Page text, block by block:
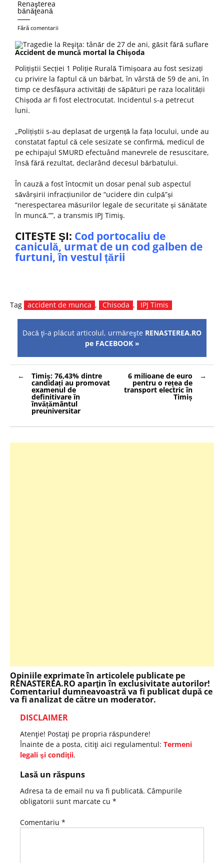
Renaşterea
bănăţeană
Fără comentarii
Accident de muncă mortal la Chişoda
Polițiștii Secției 1 Poliție Rurală Timișoara au fost sesizați
cu privire la faptul că un bărbat, în vârstă de 59 de ani, în
timp ce desfășura activități de săpături pe raza localității
Chișoda ar fi fost electrocutat. Incidentul s-a petrecut
luni.
„Polițiștii s-au deplasat de urgență la fața locului, unde au
constatat faptul că cele sesizate se confirmă, medicul de
pe echipajul SMURD efectuând manevrele de resuscitare,
însă fără rezultat, declarând decesul bărbatului.
În cauză a fost întocmit un dosar penal sub aspectul
săvârșirii infracțiunilor de “ucidere din culpă”și
“nerespectarea măsurilor legale de securitate și sănătate
în muncă.””, a transmis IPJ Timiş.
CITEŞTE ŞI: Cod portocaliu de
caniculă, urmat de un cod galben de
furtuni, în vestul țării
Tag accident de munca , Chisoda , IPJ Timis
Dacă ţi-a plăcut articolul, urmăreşte RENASTEREA.RO
pe FACEBOOK »
Navigare
în
articole
Timiș: 76,43% dintre
candidați au promovat
examenul de
definitivare în
învățământul
preuniversitar
6 milioane de euro
pentru o rețea de
transport electric în
Timiș
Opiniile exprimate în articolele publicate pe
RENASTEREA.RO aparţin în exclusivitate autorilor!
Comentariul dumneavoastră va fi publicat după ce
va fi analizat de către un moderator.
DISCLAIMER
Atenţie! Postaţi pe propria răspundere!
Înainte de a posta, citiţi aici regulamentul: Termeni
legali şi condiţii.
Lasă un răspuns
Adresa ta de email nu va fi publicată. Câmpurile
obligatorii sunt marcate cu *
Comentariu *